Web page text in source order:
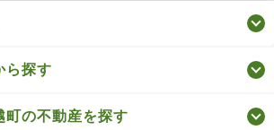
ら探す
町の不動産を探す